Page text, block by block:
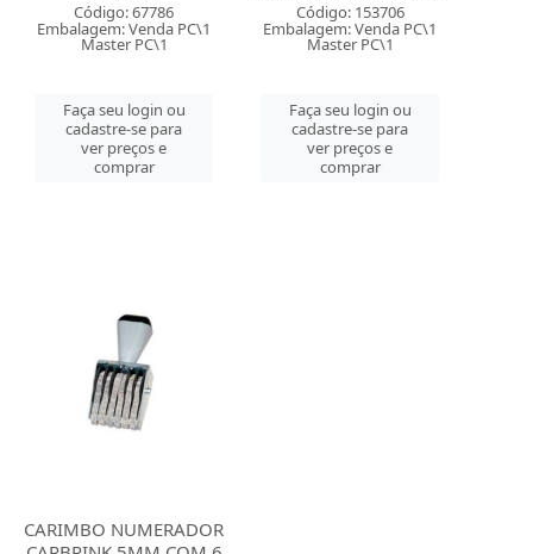
Código: 67786
Embalagem: Venda PC\1
Master PC\1
Faça seu login ou
cadastre-se para
ver preços e
comprar
Código: 153706
Embalagem: Venda PC\1
Master PC\1
Faça seu login ou
cadastre-se para
ver preços e
comprar
CARIMBO NUMERADOR